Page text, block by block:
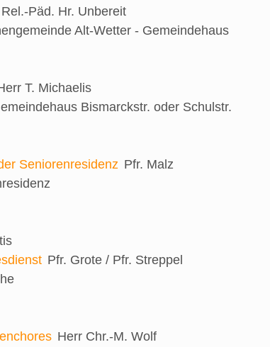
Rel.-Päd. Hr. Unbereit
Alt-Wetter - Gemeindehaus
T. Michaelis
Bismarckstr. oder Schulstr.
Seniorenresidenz Pfr. Malz
Pfr. Grote / Pfr. Streppel
Herr Chr.-M. Wolf